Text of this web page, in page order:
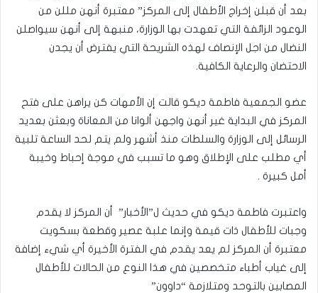
بعد أن قبلن إخراج الأطفال إلى المركز” معتبرة أنهن مللن من
الوعود الزائفة التي تعهدت بها الوزارة، منبهة إلى أنهن سيواصلن
النضال من اجل الإنصاف لهذه الشريحة التي يفترض أن يجدن
الاحتضان والرعاية الكافية.
عضو الجمعية فاطمة ديكو قالت إن الأمهات كن يراهن على فتح
المركز في البداية غير أنهن واجهن ألوانا من المعاناة وبعثن بعديد
الرسائل إلى الوزارة والسلطات منذ أشهر ولم يتم لحد الساعة تلبية
أي مطلب على الإطلاق وهو ما تسبب في موجة إحباط وخيبة
أمل كبيرة .
واعتبرت فاطمة ديكو في حديث ل”الأخبار” أن المركز لا يقدم
وجبات للأطفال ذات قيمة وإنما علبة عصير وقطعة بسكويت
معتبرة أن المركز لم يعد يقدم في الفترة الأخيرة أي شيء إضافة
إلى غياب أطباء متخصصين في هذا النوع من الحالات للأطفال
المصابين بالتوحد ومتلازمة “داوون”